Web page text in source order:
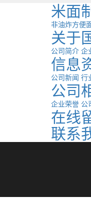
米面
非油炸方便
关于
公司简介 企
信息
公司新闻 行
公司
企业荣誉 公
在线
联系